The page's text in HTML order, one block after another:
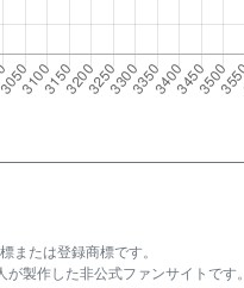
または登録商標です。
製作した非公式ファンサイトです。